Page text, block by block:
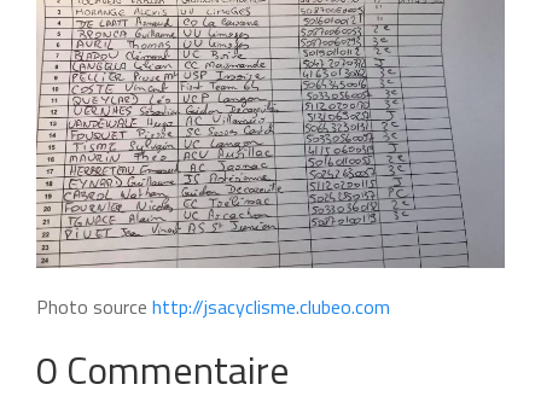
Photo source http://jsacyclisme.clubeo.com
0 Commentaire